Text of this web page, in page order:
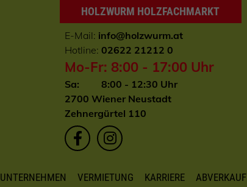
HOLZWURM HOLZFACHMARKT
E-Mail: info@holzwurm.at
Hotline: 02622 21212 0
Mo-Fr: 8:00 - 17:00 Uhr
Sa: 8:00 - 12:30 Uhr
2700 Wiener Neustadt
Zehnergürtel 110
UNTERNEHMEN VERMIETUNG KARRIERE ABVERKAUF